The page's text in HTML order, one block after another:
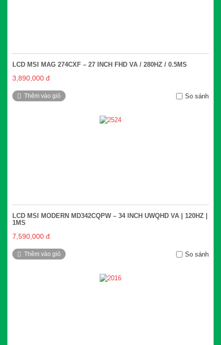
LCD MSI MAG 274CXF – 27 INCH FHD VA / 280HZ / 0.5MS
3,890,000 đ
Thêm vào giỏ So sánh
LCD MSI MODERN MD342CQPW – 34 INCH UWQHD VA | 120HZ |
1MS
7,590,000 đ
Thêm vào giỏ So sánh